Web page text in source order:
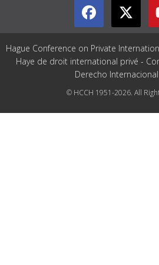
Hague Conference on Private
Haye de droit international privé -
Derecho
© HCCH 1951-2026. All